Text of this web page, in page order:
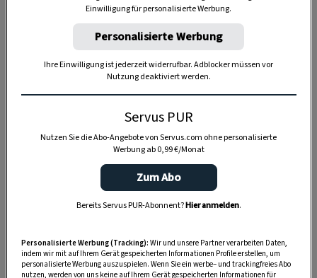
Anzeige
Einwilligung für personalisierte Werbung.
Personalisierte Werbung
Ihre Einwilligung ist jederzeit widerrufbar. Adblocker müssen vor
Nutzung deaktiviert werden.
Servus PUR
Nutzen Sie die Abo-Angebote von Servus.com ohne personalisierte
Werbung ab 0,99 €/Monat
Zum Abo
Bereits Servus PUR-Abonnent?Hier anmelden.
Personalisierte Werbung (Tracking): Wir und unsere Partner verarbeiten Daten,
indem wir mit auf Ihrem Gerät gespeicherten Informationen Profile erstellen, um
personalisierte Werbung auszuspielen. Wenn Sie ein werbe– und trackingfreies Abo
nutzen, werden von uns keine auf Ihrem Gerät gespeicherten Informationen für